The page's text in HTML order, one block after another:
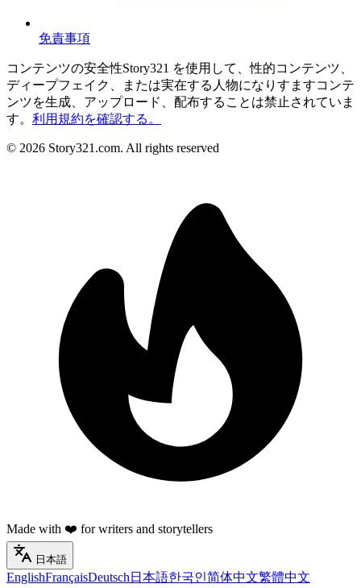
免責事項
コンテンツの安全性Story321 を使用して、性的コンテンツ、
ディープフェイク、または実在する人物になりすますコンテ
ンツを生成、アップロード、配布することは禁止されていま
す。 利用規約を確認する。
© 2026 Story321.com. All rights reserved
Made with ❤️ for writers and storytellers
日本語
EnglishFrançaisDeutsch 日本語한국인简体中文繁體中文